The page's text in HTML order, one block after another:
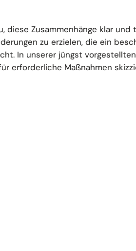
diese Zusammenhänge klar
zu erzielen, die ein
In unserer jüngst
erforderliche Maßnahmen